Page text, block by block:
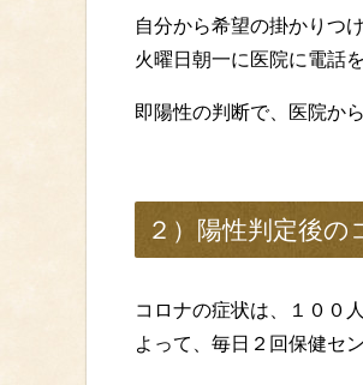
自分から希望の掛かりつ
火曜日朝一に医院に電話
即陽性の判断で、医院か
２）陽性判定後の
コロナの症状は、１００
よって、毎日２回保健セ